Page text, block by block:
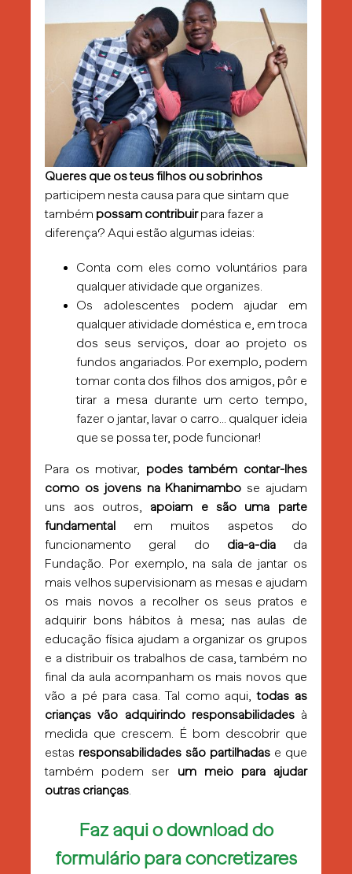
Queres que os teus filhos ou sobrinhos
participem nesta causa para que sintam que
também possam contribuirpara fazer a
diferença? Aqui estão algumas ideias:
Conta com eles como voluntários para
qualquer atividade que organizes.
Os adolescentes podem ajudar em
qualquer atividade doméstica e, em troca
dos seus serviços, doar ao projeto os
fundos angariados. Por exemplo, podem
tomar conta dos filhos dos amigos, pôr e
tirar a mesa durante um certo tempo,
fazer o jantar, lavar o carro… qualquer ideia
que se possa ter, pode funcionar!
Para os motivar, podes também contar-lhes
como os jovens na Khanimambo se ajudam
uns aos outros,apoiam e são uma parte
fundamental em muitos aspetos do
funcionamento geral do dia-a-diada
Fundação. Por exemplo, na sala de jantar os
mais velhos supervisionam as mesas e ajudam
os mais novos a recolher os seus pratos e
adquirir bons hábitos à mesa; nas aulas de
educação física ajudam a organizar os grupos
e a distribuir os trabalhos de casa, também no
final da aula acompanham os mais novos que
vão a pé para casa. Tal como aqui,todas as
crianças vão adquirindo responsabilidadesà
medida que crescem. É bom descobrir que
estas responsabilidades são partilhadase que
também podem ser um meio para ajudar
outras crianças.
Faz aqui o download do
formulário para concretizares